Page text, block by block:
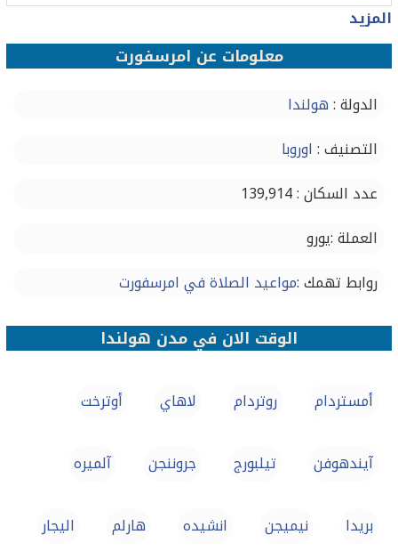
المزيد
معلومات عن امرسفورت
الدولة :هولندا
التصنيف : اوروبا
عدد السكان : 139,914
العملة :يورو
روابط تهمك :مواعيد الصلاة في امرسفورت
الوقت الان في مدن هولندا
أمستردام روتردام لاهاي أوترخت
آيندهوفن تيلبورج جروننجن آلميره
بريدا نيميجن انشيده هارلم اليجار